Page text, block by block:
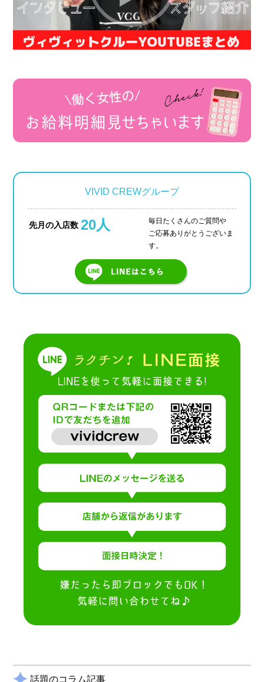
› 人事部について
› アリバイ対策万全
› 個人ロッカーキレイな更衣室完備
› ニュース・トピックス
› お仕事コラム
› 先輩たちの声
› 卒業生の声
› 働く女性の「お給料明細」公開中
› ご応募・お問い合わせ
› サイトマップ
› 店舗スタッフ求人
VIVID CREWグループ
先月の入店数 20人
毎日たくさんのご質問や
ご応募ありがとうございま
す。
話題のコラム記事